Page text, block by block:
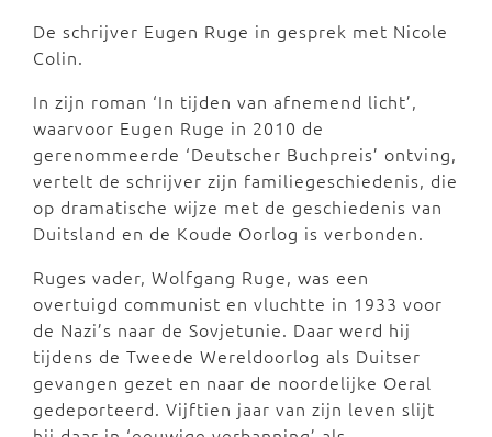
De schrijver Eugen Ruge in gesprek met Nicole
Colin.
In zijn roman ‘In tijden van afnemend licht’,
waarvoor Eugen Ruge in 2010 de
gerenommeerde ‘Deutscher Buchpreis’ ontving,
vertelt de schrijver zijn familiegeschiedenis, die
op dramatische wijze met de geschiedenis van
Duitsland en de Koude Oorlog is verbonden.
Ruges vader, Wolfgang Ruge, was een
overtuigd communist en vluchtte in 1933 voor
de Nazi’s naar de Sovjetunie. Daar werd hij
tijdens de Tweede Wereldoorlog als Duitser
gevangen gezet en naar de noordelijke Oeral
gedeporteerd. Vijftien jaar van zijn leven slijt